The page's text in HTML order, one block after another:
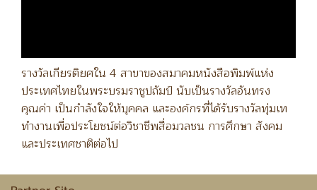
รางวัลเกียรติยศใน 4 สาขาของสมาคมหนังสือพิมพ์แห่ง
ประเทศไทยในพระบรมราชูปถัมป์ นับเป็นรางวัลอันทรง
คุณค่า เป็นกำลังใจให้บุคคล และองค์กรที่ได้รับรางวัลทุ่มเท
ทำงานเพื่อประโยชน์ต่อวิชาชีพสื่อมวลชน การศึกษา สังคม
และประเทศชาติต่อไป